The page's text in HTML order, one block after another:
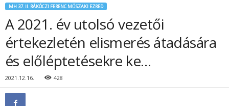
MH 37. II. RÁKÓCZI FERENC MŰSZAKI EZRED
A 2021. év utolsó vezetői
értekezletén elismerés átadására
és előléptetésekre ke…
2021.12.16. 428